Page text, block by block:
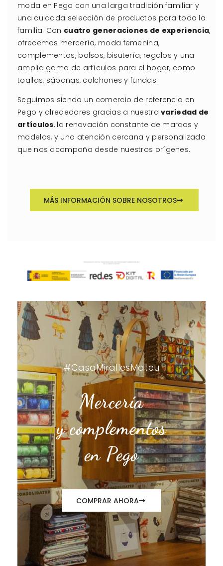
moda en Pego con una larga tradición familiar y
una cuidada selección de productos para toda la
familia. Con cuatro generaciones de experiencia,
ofrecemos mercería, moda femenina,
complementos, bolsos, bisutería, regalos y una
amplia gama de artículos para el hogar, como
toallas, sábanas, colchones y fundas.
Seguimos siendo un comercio de referencia en
Pego y alrededores gracias a nuestravariedad de
artículos, la renovación constante de marcas y
modelos, y una atención cercana y personalizada
que nos acompaña desde nuestros orígenes.
MÁS INFORMACIÓN SOBRE NOSOTROS
#CasaMirallesMateu
Mercería
y complementos
en Pego
COMPRAR AHORA